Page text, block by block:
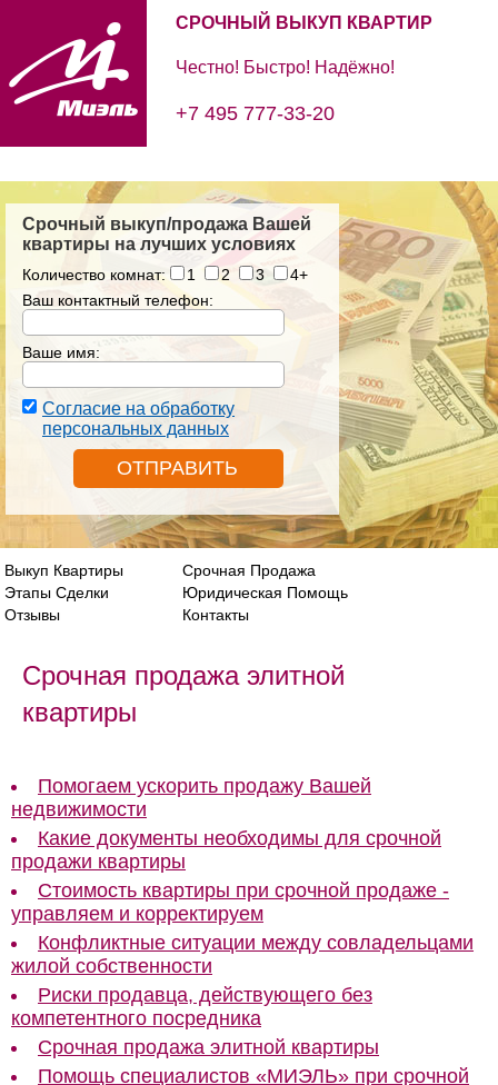
+7 495 777-33-20
СРОЧНЫЙ ВЫКУП КВАРТИР
Честно! Быстро! Надёжно!
Срочный выкуп/продажа Вашей
квартиры на лучших условиях
Количество комнат: 1 2 3
4+
Ваш контактный телефон:
Ваше имя:
Согласие на обработку
персональных данных
Выкуп Квартиры
Срочная Продажа
Этапы Сделки
Юридическая Помощь
Отзывы
Контакты
Срочная продажа элитной
квартиры
Помогаем ускорить продажу Вашей
недвижимости
Какие документы необходимы для срочной
продажи квартиры
Стоимость квартиры при срочной продаже -
управляем и корректируем
Конфликтные ситуации между совладельцами
жилой собственности
Риски продавца, действующего без
компетентного посредника
Срочная продажа элитной квартиры
Помощь специалистов «МИЭЛЬ» при срочной